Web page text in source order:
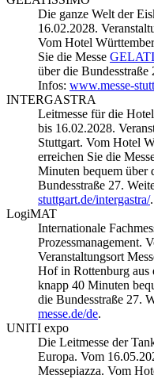
Die ganze Welt der
16.02.2028.
Vom Hotel
Sie die Messe
über die Bundesstraße
Infos: www.messe-
INTERGASTRA
Leitmesse für die
bis 16.02.2028.
Stuttgart. Vom Hotel
erreichen Sie die
Minuten bequem über
Bundesstraße 27.
stuttgart.de/intergastra/.
LogiMAT
Internationale
Prozessmanagement.
Veranstaltungsort
Hof in Rottenburg aus
knapp 40 Minuten
die Bundesstraße 27.
messe.de/de.
UNITI expo
Die Leitmesse der
Europa. Vom
Messepiazza. Vom